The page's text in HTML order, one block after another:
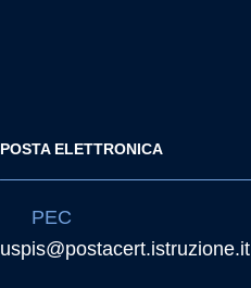
POSTA ELETTRONICA
PEC
uspis@postacert.istruzione.it